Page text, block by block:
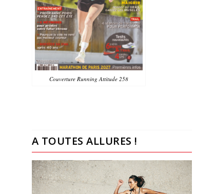
Couverture Running Attitude 258
A TOUTES ALLURES !